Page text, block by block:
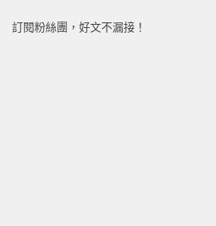
訂閱粉絲團，好文不漏接！